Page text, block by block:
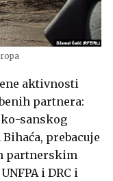
aktivnosti
partnera:
sanskog
prebacuje
partnerskim
i DRC i